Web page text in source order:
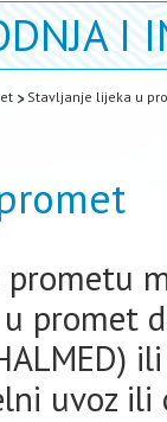
I
Stavljanje lijeka u
promet
uvoz